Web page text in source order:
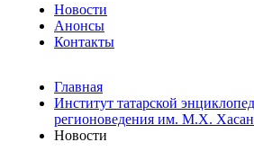
Новости
Анонсы
Контакты
Главная
Институт татарской
регионоведения им. М.Х.
Новости